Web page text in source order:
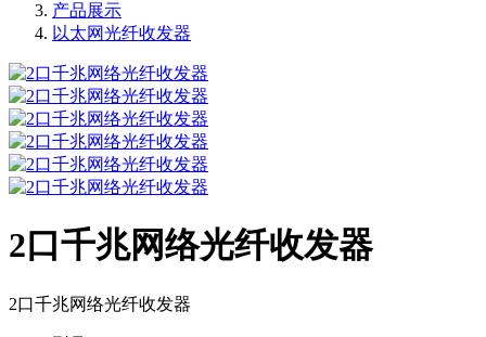
产品展示
以太网光纤收发器
2口千兆网络光纤收发器
2口千兆网络光纤收发器